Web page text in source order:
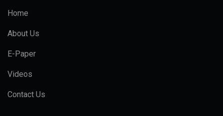
Home
About Us
E-Paper
Videos
Contact Us